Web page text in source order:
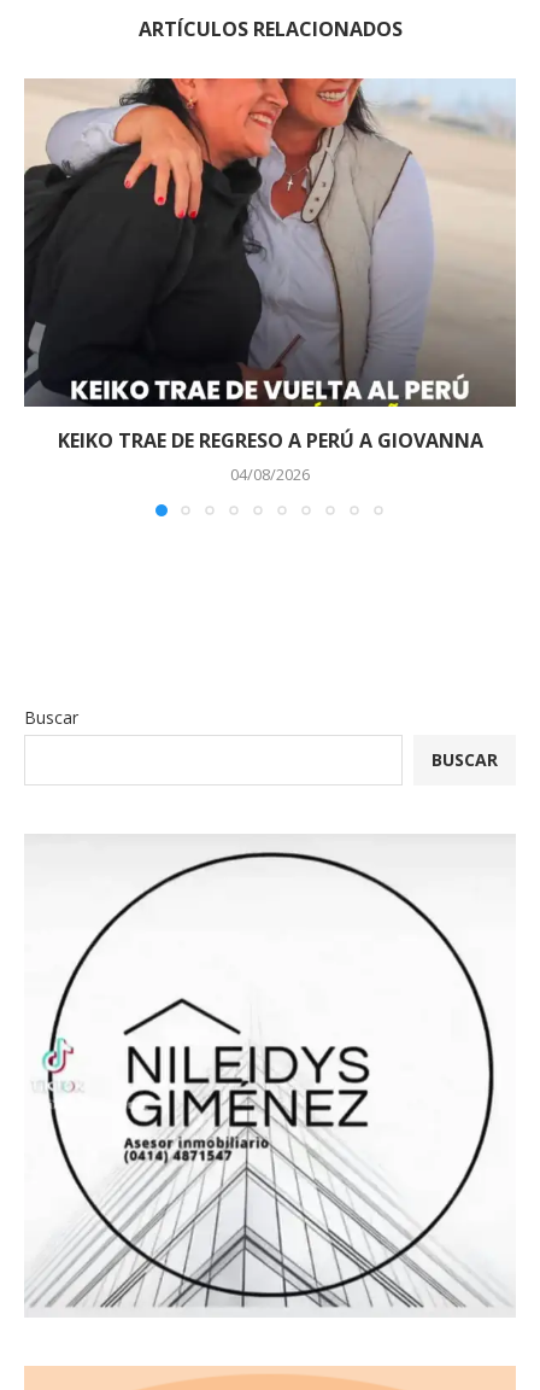
ARTÍCULOS RELACIONADOS
KEIKO TRAE DE REGRESO A PERÚ A GIOVANNA
04/08/2026
Buscar
BUSCAR